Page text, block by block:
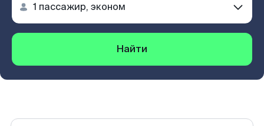
Найти